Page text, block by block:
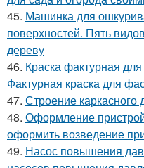
45. Машинка для
поверхностей. Пять
дереву
46. Краска фактурная
Фактурная краска для
47. Строение
48. Оформление
оформить возведение
49. Насос повышения